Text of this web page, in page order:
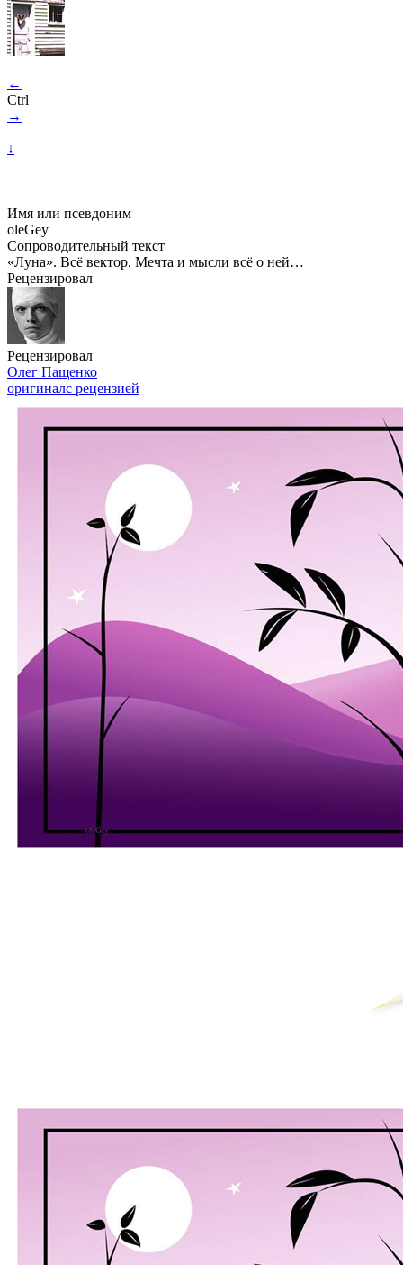
←
Ctrl
→
↓
Имя или псевдоним
oleGey
Сопроводительный текст
«Луна». Всё вектор. Мечта и мысли всё о ней…
Рецензировал
Рецензировал
Олег Пащенко
оригиналс рецензией